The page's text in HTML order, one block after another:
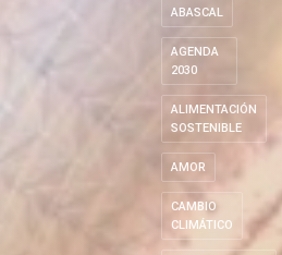
ABASCAL
AGENDA
2030
ALIMENTACIÓN
SOSTENIBLE
AMOR
CAMBIO
CLIMÁTICO